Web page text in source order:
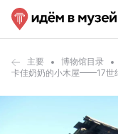
主要 博物馆目录
卡佳奶奶的小木屋——17世